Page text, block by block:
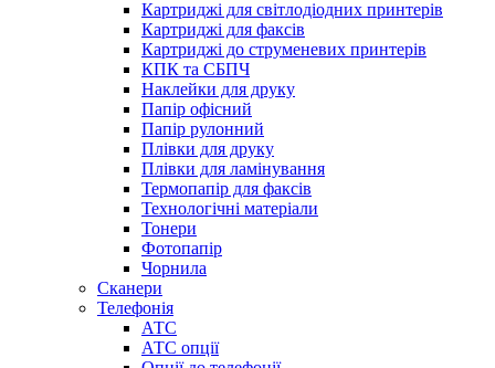
Картриджі для світлодіодних принтерів
Картриджі для факсів
Картриджі до струменевих принтерів
КПК та СБПЧ
Наклейки для друку
Папір офісний
Папір рулонний
Плівки для друку
Плівки для ламінування
Термопапір для факсів
Технологічні матеріали
Тонери
Фотопапір
Чорнила
Сканери
Телефонія
АТС
АТС опції